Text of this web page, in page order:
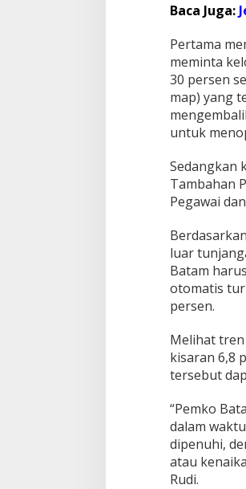
Baca Juga:
Pertama
meminta
30 persen
map) yang
untuk
Sedangkan
Tambahan
Pegawai
luar
Batam
otomatis
persen.
Melihat
kisaran 6,8
tersebut
“Pemko
dalam
dipenuhi,
atau
Rudi.